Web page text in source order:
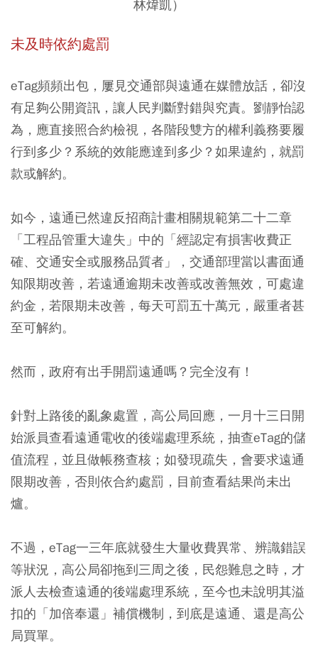
林煒凱）
未及時依約處罰
eTag頻頻出包，屢見交通部與遠通在媒體放話，卻沒
有足夠公開資訊，讓人民判斷對錯與究責。劉靜怡認
為，應直接照合約檢視，各階段雙方的權利義務要履
行到多少？系統的效能應達到多少？如果違約，就罰
款或解約。
如今，遠通已然違反招商計畫相關規範第二十二章
「工程品管重大違失」中的「經認定有損害收費正
確、交通安全或服務品質者」，交通部理當以書面通
知限期改善，若遠通逾期未改善或改善無效，可處違
約金，若限期未改善，每天可罰五十萬元，嚴重者甚
至可解約。
然而，政府有出手開罰遠通嗎？完全沒有！
針對上路後的亂象處置，高公局回應，一月十三日開
始派員查看遠通電收的後端處理系統，抽查eTag的儲
值流程，並且做帳務查核；如發現疏失，會要求遠通
限期改善，否則依合約處罰，目前查看結果尚未出
爐。
不過，eTag一三年底就發生大量收費異常、辨識錯誤
等狀況，高公局卻拖到三周之後，民怨難息之時，才
派人去檢查遠通的後端處理系統，至今也未說明其溢
扣的「加倍奉還」補償機制，到底是遠通、還是高公
局買單。